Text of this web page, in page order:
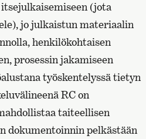
itsejulkaisemiseen (jota
jo julkaistun materiaalin
henkilökohtaisen
prosessin jakamiseen
työskentelyssä tietyn
RC on
taiteellisen
dokumentoinnin pelkästään